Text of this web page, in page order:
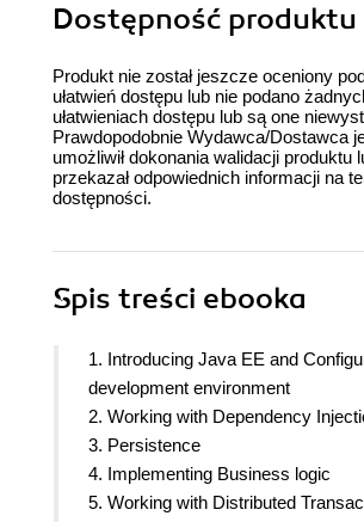
Dostępność produktu
Produkt nie został jeszcze oceniony
ułatwień dostępu lub nie podano
ułatwieniach dostępu lub są one
Prawdopodobnie Wydawca/Dostawca
umożliwił dokonania walidacji produktu
przekazał odpowiednich informacji na
dostępności.
Spis treści ebooka
1. Introducing Java EE and
development environment
2. Working with Dependency
3. Persistence
4. Implementing Business logic
5. Working with Distributed